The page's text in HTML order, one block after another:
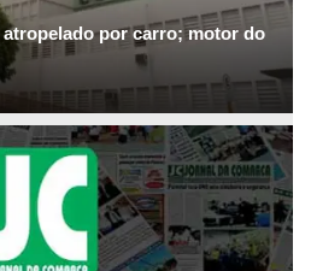
por carro; motor do